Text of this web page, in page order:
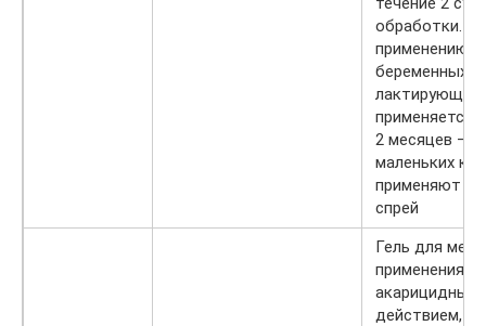
обработки.
применению у
беременных и
лактирующих
применяется
2 месяцев —
маленьких
применяют
спрей
Гель для
применения.
акарицидным
действием,